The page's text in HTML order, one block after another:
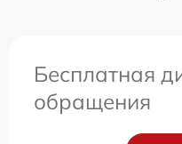
Бесплатная
обращения